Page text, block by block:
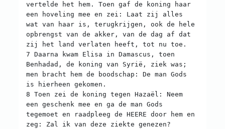
vertelde het hem. Toen gaf de koning haar
een hoveling mee en zei: Laat zij alles
wat van haar is, terugkrijgen, ook de hele
opbrengst van de akker, van de dag af dat
zij het land verlaten heeft, tot nu toe.
7 Daarna kwam Elisa in Damascus, toen
Benhadad, de koning van Syrië, ziek was;
men bracht hem de boodschap: De man Gods
is hierheen gekomen.
8 Toen zei de koning tegen Hazaël: Neem
een geschenk mee en ga de man Gods
tegemoet en raadpleeg de HEERE door hem en
zeg: Zal ik van deze ziekte genezen?